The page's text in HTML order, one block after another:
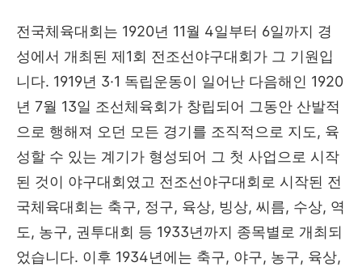
전국체육대회는 1920년 11월 4일부터 6일까지 경
성에서 개최된 제1회 전조선야구대회가 그 기원입
니다. 1919년 3·1 독립운동이 일어난 다음해인 1920
년 7월 13일 조선체육회가 창립되어 그동안 산발적
으로 행해져 오던 모든 경기를 조직적으로 지도, 육
성할 수 있는 계기가 형성되어 그 첫 사업으로 시작
된 것이 야구대회였고 전조선야구대회로 시작된 전
국체육대회는 축구, 정구, 육상, 빙상, 씨름, 수상, 역
도, 농구, 권투대회 등 1933년까지 종목별로 개최되
었습니다. 이후 1934년에는 축구, 야구, 농구, 육상,